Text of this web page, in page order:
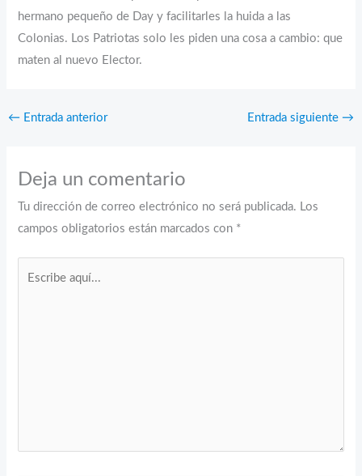
hermano pequeño de Day y facilitarles la huida a las
Colonias. Los Patriotas solo les piden una cosa a cambio: que
maten al nuevo Elector.
← Entrada anterior Entrada siguiente →
Deja un comentario
Tu dirección de correo electrónico no será publicada. Los
campos obligatorios están marcados con *